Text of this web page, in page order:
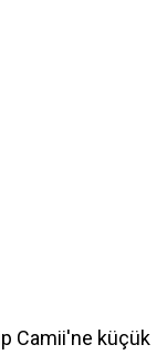
Camii'ne küçük